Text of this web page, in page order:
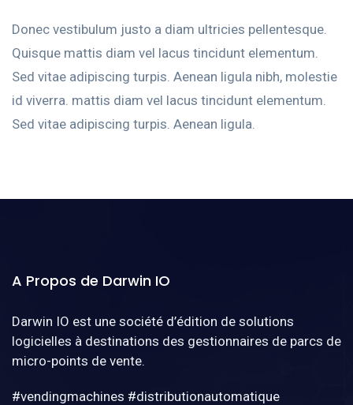
Donec vestibulum justo a diam ultricies pellentesque.
Quisque mattis diam vel lacus tincidunt elementum.
Sed vitae adipiscing turpis. Aenean ligula nibh, molestie
id viverra. mattis diam vel lacus tincidunt elementum.
Sed vitae adipiscing turpis. Aenean ligula.
A Propos de Darwin IO
Darwin IO est une société d’édition de solutions
logicielles à destinations des gestionnaires de parcs de
micro-points de vente.
#vendingmachines #distributionautomatique